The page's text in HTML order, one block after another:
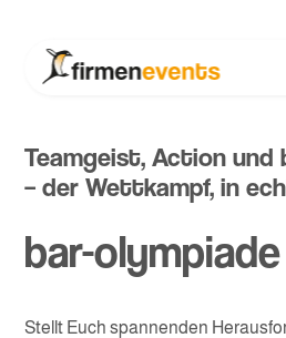
Teamgeist, Action
– der Wettkampf, in
bar-olympiade
Stellt Euch spannenden